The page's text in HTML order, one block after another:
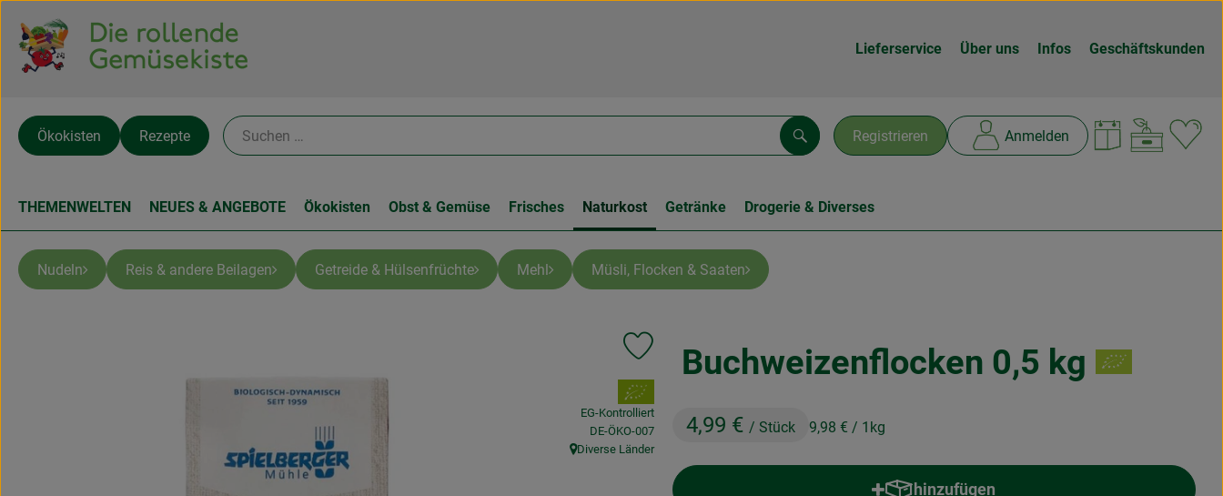
Lieferservice Über uns Infos Geschäftskunden
Registrieren Anmelden
Suchen
Ökokisten Rezepte
THEMENWELTEN NEUES & ANGEBOTE Ökokisten Obst & Gemüse Frisches Naturkost Getränke Drogerie & Diverses
Nudeln Reis & andere Beilagen Getreide & Hülsenfrüchte Mehl Müsli, Flocken & Saaten
Buchweizenflocken 0,5 kg
4,99 € / Stück 9,98 € / 1kg
Produkt zu Favouriten hinzufügen
, Verband:
EG-Kontrolliert
, Kontrollstelle:
DE-ÖKO-007
, Herkunft:
Diverse Länder
hinzufügen